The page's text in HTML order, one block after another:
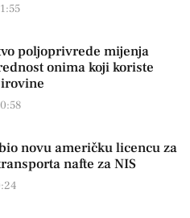
poljoprivrede mijenja
onima koji koriste
novu američku licencu za
nafte za NIS